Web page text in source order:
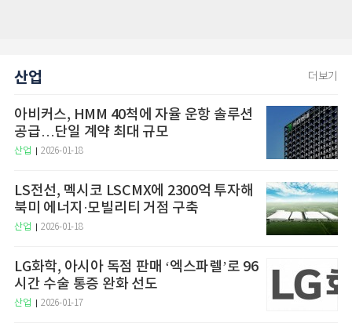
산업 더보기
아비커스, HMM 40척에 자율 운항 솔루션
공급…단일 계약 최대 규모
산업 2026-01-18
LS전선, 멕시코 LSCMX에 2300억 투자해
북미 에너지·모빌리티 거점 구축
산업 2026-01-18
LG화학, 아시아 독점 판매 ‘엑스파렐’로 96
시간 수술 통증 완화 선도
산업 2026-01-17